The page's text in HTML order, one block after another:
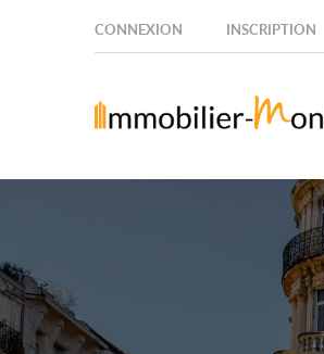
CONNEXION INSCRIPTION